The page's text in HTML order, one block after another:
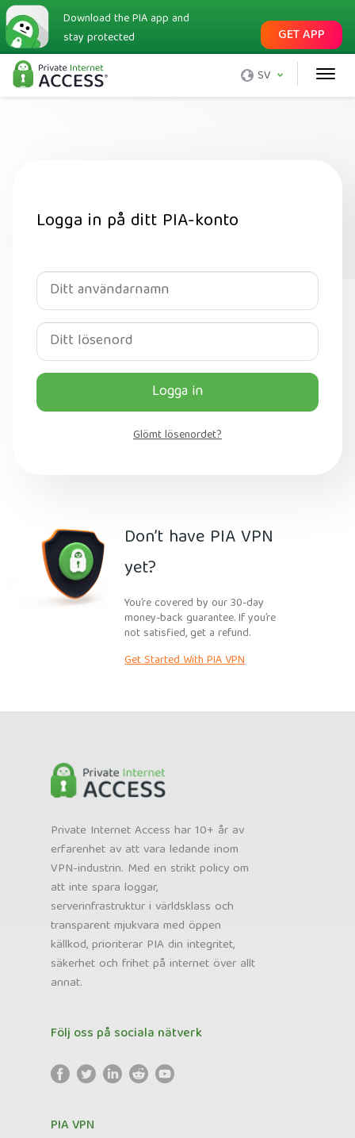
Download the PIA app and
stay protected
GET APP
SV
Logga in på ditt PIA-konto
Logga in
Glömt lösenordet?
Don’t have PIA VPN
yet?
You’re covered by our 30-day
money-back guarantee. If you’re
not satisfied, get a refund.
Get Started With PIA VPN
Private Internet Access har 10+ år av
erfarenhet av att vara ledande inom
VPN-industrin. Med en strikt policy om
att inte spara loggar,
serverinfrastruktur i världsklass och
transparent mjukvara med öppen
källkod, prioriterar PIA din integritet,
säkerhet och frihet på internet över allt
annat.
Följ oss på sociala nätverk
PIA VPN